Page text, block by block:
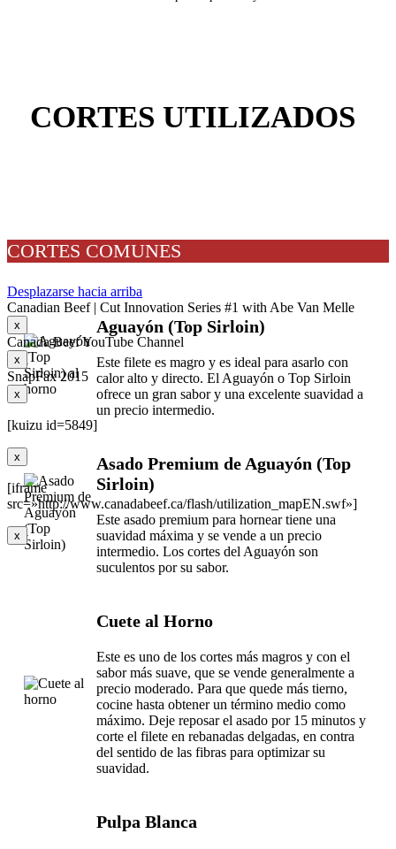
CORTES UTILIZADOS
CORTES COMUNES
Aguayón (Top Sirloin)
Este filete es magro y es ideal para asarlo con
calor alto y directo. El Aguayón o Top Sirloin
ofrece un gran sabor y una excelente suavidad a
un precio intermedio.
Asado Premium de Aguayón (Top
Sirloin)
Este asado premium para hornear tiene una
suavidad máxima y se vende a un precio
intermedio. Los cortes del Aguayón son
suculentos por su sabor.
Cuete al Horno
Este es uno de los cortes más magros y con el
sabor más suave, que se vende generalmente a
precio moderado. Para que quede más tierno,
cocine hasta obtener un término medio como
máximo. Deje reposar el asado por 15 minutos y
corte el filete en rebanadas delgadas, en contra
del sentido de las fibras para optimizar su
suavidad.
Pulpa Blanca
Desplazarse hacia arriba
Canadian Beef | Cut Innovation Series #1 with Abe Van Melle
x
Canada Beef YouTube Channel
x
SnapFax 2015
x
[kuizu id=5849]
x
[iframe
src=»http://www.canadabeef.ca/flash/utilization_mapEN.swf»]
x